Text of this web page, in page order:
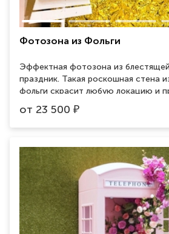
Фотозона из Фольги
Эффектная фотозона из
праздник. Такая роскошная стена
фольги скрасит любую локацию и
гостей. Помимо места для стильных
фотографий, так же может
welcome zone на мероприятие.
от 23 500 ₽